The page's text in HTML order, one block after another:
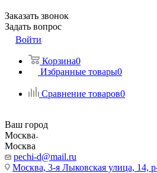
Заказать звонок
Задать вопрос
Войти
Корзина0
Избранные товары0
Сравнение товаров0
Ваш город
Москва
Москва
pechi-d@mail.ru
Москва, 3-я Лыковская улица, 14,